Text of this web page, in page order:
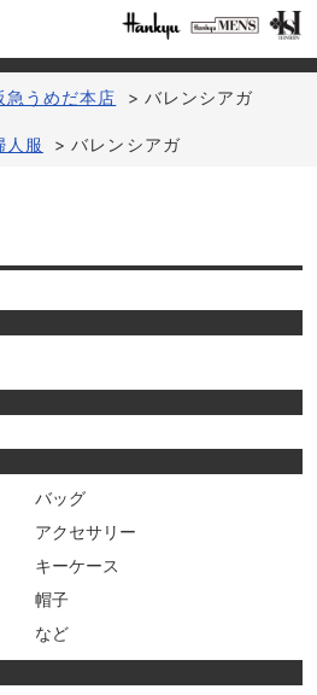
急うめだ本店 > バレンシアガ
人服 > バレンシアガ
バッグ
アクセサリー
キーケース
帽子
など